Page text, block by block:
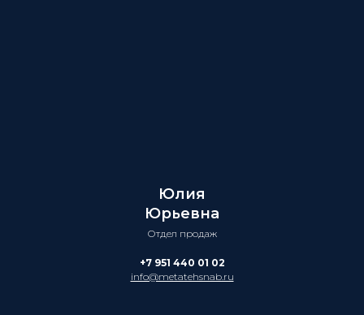
Юлия
Юрьевна
Отдел продаж
+7 951 440 01 02
info@metatehsnab.ru